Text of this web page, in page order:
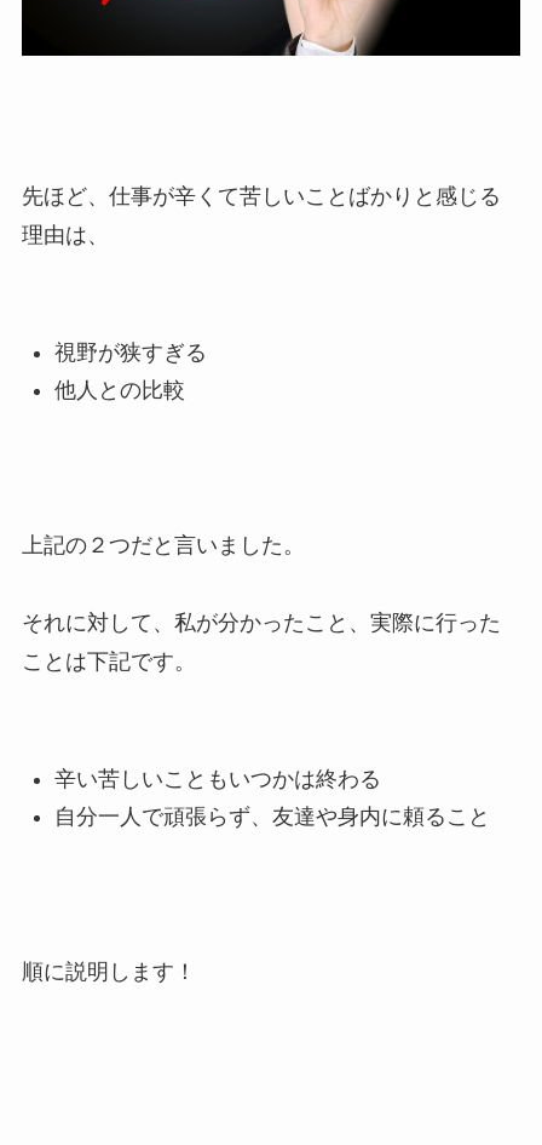
先ほど、仕事が辛くて苦しいことばかりと感じる
理由は、
視野が狭すぎる
他人との比較
上記の２つだと言いました。
それに対して、私が分かったこと、実際に行った
ことは下記です。
辛い苦しいこともいつかは終わる
自分一人で頑張らず、友達や身内に頼ること
順に説明します！